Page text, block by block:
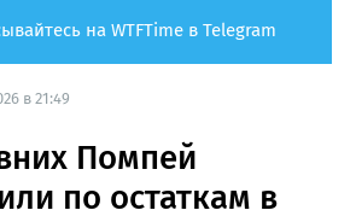
на WTFTime в Telegram
в 21:49
Помпей
по остаткам в